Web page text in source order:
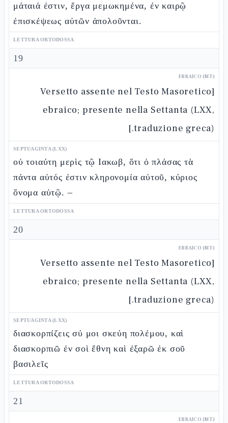
μάταιά ἐστιν, ἔργα μεμωκημένα, ἐν καιρῷ
ἐπισκέψεως αὐτῶν ἀπολοῦνται.
LETTURA ORTODOSSA
19
EBRAICO (MT)
[Versetto assente nel Testo Masoretico
ebraico; presente nella Settanta (LXX,
traduzione greca).]
SEPTUAGINTA (LXX)
οὐ τοιαύτη μερὶς τῷ Ιακωβ, ὅτι ὁ πλάσας τὰ
πάντα αὐτός ἐστιν κληρονομία αὐτοῦ, κύριος
ὄνομα αὐτῷ. –
LETTURA ORTODOSSA
20
EBRAICO (MT)
[Versetto assente nel Testo Masoretico
ebraico; presente nella Settanta (LXX,
traduzione greca).]
SEPTUAGINTA (LXX)
διασκορπίζεις σύ μοι σκεύη πολέμου, καὶ
διασκορπιῶ ἐν σοὶ ἔθνη καὶ ἐξαρῶ ἐκ σοῦ
βασιλεῖς
LETTURA ORTODOSSA
21
EBRAICO (MT)